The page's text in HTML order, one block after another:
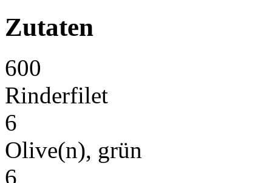
Zutaten
600
Rinderfilet
6
Olive(n), grün
6